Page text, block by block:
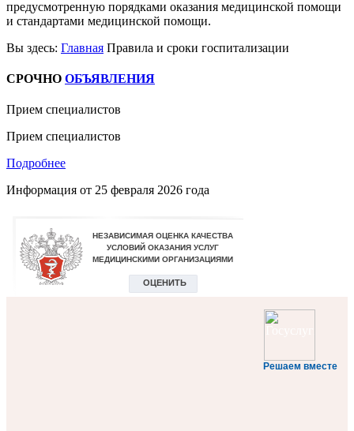
предусмотренную порядками оказания медицинской помощи
и стандартами медицинской помощи.
Вы здесь: Главная Правила и сроки госпитализации
СРОЧНО ОБЪЯВЛЕНИЯ
Прием специалистов
Прием специалистов
Подробнее
Информация от 25 февраля 2026 года
Решаем вместе